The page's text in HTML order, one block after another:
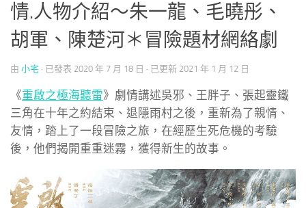
情.人物介紹～朱一龍、毛曉彤、
胡軍、陳楚河＊冒險題材網絡劇
由 小宅 · 已發表 2020 年 7 月 18 日 · 已更新 2021 年 1 月 12 日
《重啟之極海聽雷》劇情講述吳邪、王胖子、張起靈鐵
三角在十年之約結束、退隱雨村之後，重新為了親情、
友情，踏上了一段冒險之旅，在經歷生死危機的考驗
後，他們揭開重重迷霧，獲得新生的故事。